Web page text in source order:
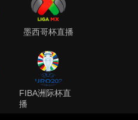
墨西哥杯直播
FIBA洲际杯直
播